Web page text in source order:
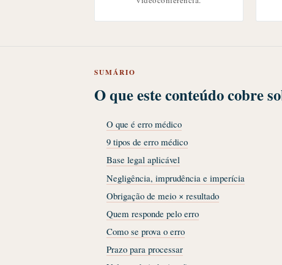
SUMÁRIO
O que este conteúdo cobre
O que é erro médico
9 tipos de erro médico
Base legal aplicável
Negligência, imprudência e imperícia
Obrigação de meio × resultado
Quem responde pelo erro
Como se prova o erro
Prazo para processar